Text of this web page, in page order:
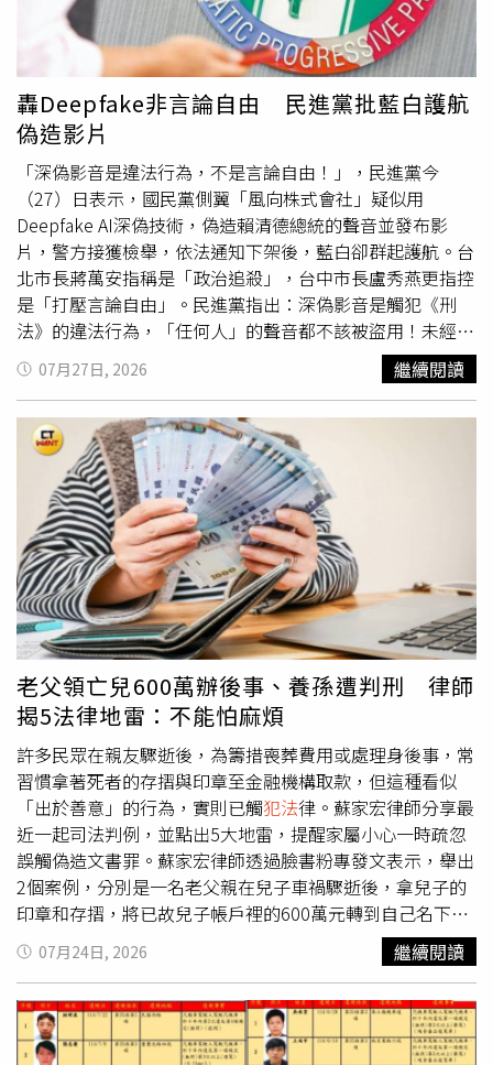
筋」，蘇信豪說，這種按摩行為跟男性抓龍筋一樣，會痛、
也會爽，對女性情慾探索有幫助，但他擔心衛生問題，畢竟
熱石是否重複使用？按摩師侵入陰道前有沒有做好消毒？這
些都值得顧慮。蘇信豪指出，若要說抓龍筋、鳳筋都沒有好
處，那也太武斷，畢竟有人做了神清氣爽，但這些效果，都
是自慰與做愛就可以達成。更重要的是，這種泰國民俗療法
不能宣傳療效，說穿了，其行為就是「比較危險的按摩」。
李學鏞律師指出，即使觸碰私處，但若無主觀犯意，仍然難
以定罪。（攝影／林慶祥）根據體驗者的說法，抓龍筋、鳳
筋都會觸碰到下體，女性抓鳳筋更是侵入陰道，如此，是否
觸法？律師李學鏞表示，刑法上的犯罪，成立要件都區分有
客觀跟主觀，必須符合「主客觀一致」，才能算是犯罪的行
為。李學鏞進一步說明，以妨害性主罪為例：倘若推拿師在
推拿時，並未違反被推拿人的意願，即便客觀上有狀似猥
褻，甚至性交（如以手觸摸性器官）的行為，但因主觀上並
非基於侵害他人的性自主權，實在很難成立「妨害性自主
罪」。至於妨害風化等罪，若推拿師主觀上非基於滿足客人
性慾，即便客觀上有類似性交或猥褻的推拿行為，實務上最
後也會因為「主客觀不一致」，而很難判定有罪。法律上難
以界定，警方也只能「視個案處理」。台中市警局行政科科
長張添勝指出，近年坊間流行之「抓龍筋」與「抓鳳筋」服
務，警方秉持「依法查緝、個案事實認定、杜絕不法色情」
原則辦理。警方曾在蘆洲破獲以「抓龍筋」為幌子，實際從
事半套賣淫的養生館。（圖／報系資料照）在執法實務上，
是否構成犯罪，仍須視其有無「實質對價」之猥褻或性交行
為而定；張添勝強調，警方絕不容許業者以此名義行色情按
摩之實，凡接獲檢舉或發現有半套、全套性交易等違法情
事，必依法蒐證、臨檢並嚴正取締，持續密切監控相關場
所，以維社會善良風俗。一名不願具名的偵查隊長透露，真
正堪慮的是打著「抓龍筋」保健之名，其實是半套性服務，
這種情形，實務上的作法是看有沒有加錢、幫忙打手槍，
有、就是性交易；至於抓鳳筋就比較麻煩，「女女蕾絲邊」
性交易也是犯法 ，但警方根本無法認定是民俗療法還是女客
花錢滿足自己的性需求。
轟Deepfake非言論自由 民進黨批藍白護航
偽造影片
「深偽影音是違法行為，不是言論自由！」，民進黨今
（27）日表示，國民黨側翼「風向株式會社」疑似用
Deepfake AI深偽技術，偽造賴清德總統的聲音並發布影
片，警方接獲檢舉，依法通知下架後，藍白卻群起護航。台
北市長蔣萬安指稱是「政治追殺」，台中市長盧秀燕更指控
是「打壓言論自由」。民進黨指出：深偽影音是觸犯《刑
法》的違法行為，「任何人」的聲音都不該被盜用！未經當
事人同意，利用AI偽造他人聲音、影像，製作足以混淆真實
性的影音內容，觸犯《刑法》第210條、216條、220條偽造
文書等罪。最高法院也早已認定：「聲紋」屬於個人資料，
不是任何人都可以任意取得、變造或冒用。民進黨提到，更
諷刺的是，藍白自己過去也曾是Deepfake的受害者：2023
年總統大選時，民眾黨前主席柯文哲曾遭人冒名、變造錄
音，民眾黨當時第一時間嚴正澄清、譴責假訊息，並迅速報
案。後來偵辦發現源頭來自境外。民進黨續指，2025年國
民黨主席選舉期間，也曾有人利用AI惡意變造郝龍斌與柳采
葳的影像，柳采葳立即報案提告，趙少康更公開譴責「已經
構成國安問題」。民進黨表示，「我們就問：當自己人被
Deepfake時，藍白就說是惡意變造、依法提告；現在
Deepfake別人，怎麼突然變成『言論自由』了？」民進黨
說，照國民黨的邏輯，詐騙集團是不是也可以隨意複製別人
的聲音進行詐騙，然後宣稱自己只是「言論自由」？民進黨
強調，創意無罪，偽造 犯法。言論自由當然必須保障，但侵
害他人隱私及偽造文書不是言論自由，這麼基本的道理，難
道國民黨和民眾黨不懂嗎？確定要繼續瞎挺犯罪行為？
07月27日, 2026 繼續閱讀
老父領亡兒600萬辦後事、養孫遭判刑 律師
揭5法律地雷：不能怕麻煩
許多民眾在親友驟逝後，為籌措喪葬費用或處理身後事，常
習慣拿著死者的存摺與印章至金融機構取款，但這種看似
「出於善意」的行為，實則已觸犯法律。蘇家宏律師分享最
近一起司法判例，並點出5大地雷，提醒家屬小心一時疏忽
誤觸偽造文書罪。蘇家宏律師透過臉書粉專發文表示，舉出
2個案例，分別是一名老父親在兒子車禍驟逝後，拿兒子的
印章和存摺，將已故兒子帳戶裡的600萬元轉到自己名下，
用來處理後事和照顧2名未成年孫子，事後把剩餘的錢都給
孫子，卻遭依行使偽造文書罪判刑5個月。另一起則是一名
孝順的媳婦，在公公過世後怕辦後事要用錢，拿公公存摺和
印章領了2萬3千元，全數用在喪葬支出，卻被大姑告上法
院，被依偽造文書罪判刑2個月。對此，蘇律師指出，當人
07月24日, 2026 繼續閱讀